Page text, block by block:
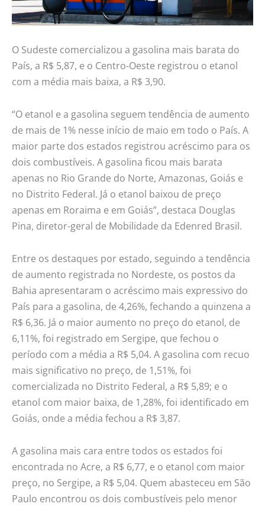
O Sudeste comercializou a gasolina mais barata do
País, a R$ 5,87, e o Centro-Oeste registrou o etanol
com a média mais baixa, a R$ 3,90.
“O etanol e a gasolina seguem tendência de aumento
de mais de 1% nesse início de maio em todo o País. A
maior parte dos estados registrou acréscimo para os
dois combustíveis. A gasolina ficou mais barata
apenas no Rio Grande do Norte, Amazonas, Goiás e
no Distrito Federal. Já o etanol baixou de preço
apenas em Roraima e em Goiás”, destaca Douglas
Pina, diretor-geral de Mobilidade da Edenred Brasil.
Entre os destaques por estado, seguindo a tendência
de aumento registrada no Nordeste, os postos da
Bahia apresentaram o acréscimo mais expressivo do
País para a gasolina, de 4,26%, fechando a quinzena a
R$ 6,36. Já o maior aumento no preço do etanol, de
6,11%, foi registrado em Sergipe, que fechou o
período com a média a R$ 5,04. A gasolina com recuo
mais significativo no preço, de 1,51%, foi
comercializada no Distrito Federal, a R$ 5,89; e o
etanol com maior baixa, de 1,28%, foi identificado em
Goiás, onde a média fechou a R$ 3,87.
A gasolina mais cara entre todos os estados foi
encontrada no Acre, a R$ 6,77, e o etanol com maior
preço, no Sergipe, a R$ 5,04. Quem abasteceu em São
Paulo encontrou os dois combustíveis pelo menor